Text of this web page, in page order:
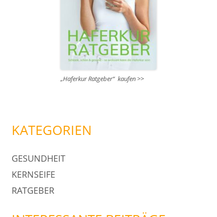
„Haferkur Ratgeber“ kaufen >>
KATEGORIEN
GESUNDHEIT
KERNSEIFE
RATGEBER